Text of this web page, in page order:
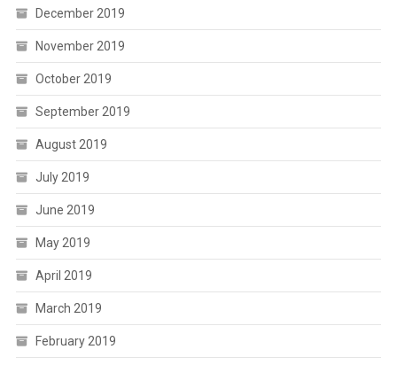
December 2019
November 2019
October 2019
September 2019
August 2019
July 2019
June 2019
May 2019
April 2019
March 2019
February 2019